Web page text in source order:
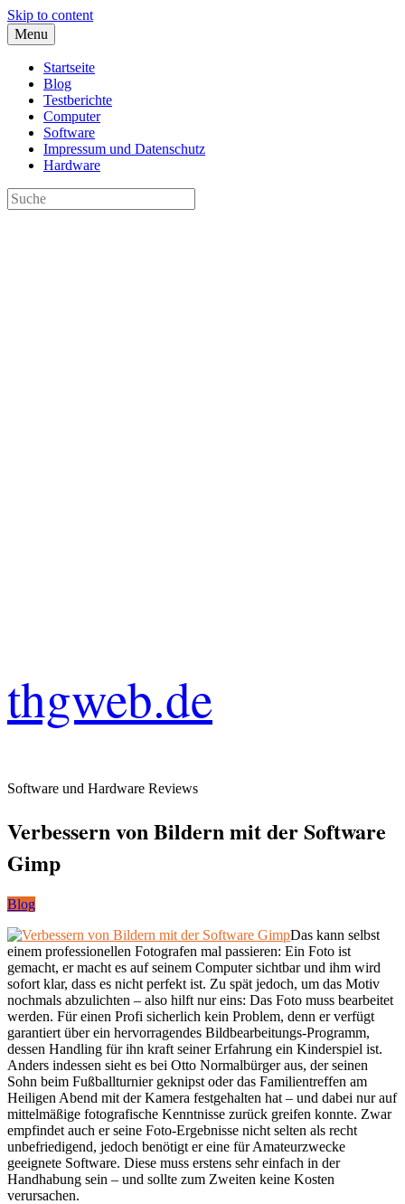
Skip to content
Menu
Startseite
Blog
Testberichte
Computer
Software
Impressum und Datenschutz
Hardware
thgweb.de
Software und Hardware Reviews
Verbessern von Bildern mit der Software
Gimp
Blog
Das kann selbst
einem professionellen Fotografen mal passieren: Ein Foto ist
gemacht, er macht es auf seinem Computer sichtbar und ihm wird
sofort klar, dass es nicht perfekt ist. Zu spät jedoch, um das Motiv
nochmals abzulichten – also hilft nur eins: Das Foto muss bearbeitet
werden. Für einen Profi sicherlich kein Problem, denn er verfügt
garantiert über ein hervorragendes Bildbearbeitungs-Programm,
dessen Handling für ihn kraft seiner Erfahrung ein Kinderspiel ist.
Anders indessen sieht es bei Otto Normalbürger aus, der seinen
Sohn beim Fußballturnier geknipst oder das Familientreffen am
Heiligen Abend mit der Kamera festgehalten hat – und dabei nur auf
mittelmäßige fotografische Kenntnisse zurück greifen konnte. Zwar
empfindet auch er seine Foto-Ergebnisse nicht selten als recht
unbefriedigend, jedoch benötigt er eine für Amateurzwecke
geeignete Software. Diese muss erstens sehr einfach in der
Handhabung sein – und sollte zum Zweiten keine Kosten
verursachen.